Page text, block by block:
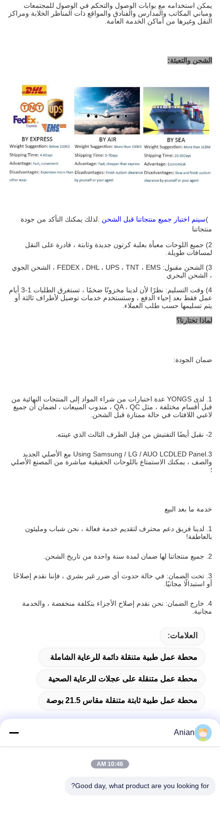
يمكن استخدامه مع بوابات الوصول والتحكم في الوصول للمجتمعات
ومباني المكاتب والمدارس والفنادق والمواقع ذات المناظر الخلابة ومراكز
النقل وغيرها من أماكن الخدمة العامة.
الشحن والتعبئة:
سيتم اختبار جميع منتجاتنا قبل الشحن
.لذلك يمكنك التأكد من جودة
منتجاتنا
2) جميع اللوحات معبأة بعلبة كرتون جديدة وثابتة ، قادرة على النقل
لمسافات طويلة.
3) الشحن مقبول: FEDEX ، DHL ، UPS ، TNT ، EMS ، الشحن الجوي
، الشحن البحري
4) وقت التسليم: نظرًا لأن لدينا مخزونًا ضخمًا ، تستغرق الطلبات 1-3 أيام
عمل فقط بعد إحياء الدفع ، وستستخدم خدمات توصيل لأطراف ثالثة أو
يتم تسليمها حسب طلب العملاء.
لماذا تختارنا؟
ضمان الجودة:
1. لدى YONGS عدة اختبارات من شراء المواد إلى المنتجات النهائية من
قبل أقسام مختلفة ، مثل QA ، QC ، مندوب المبيعات ، لضمان أن جميع
لاعبي اللافتات في حالة ممتازة قبل الشحن.
2- نقبل أيضًا التفتيش من قِبل الطرف الثالث الذي عينته.
3.Using Samsung / LG / AUO LCDLED Panel مع الأصلي الجديد
والصف ، يمكنك الاستمتاع باللوحات الحقيقية مباشرة من المصنع الأصلي
؛
خدمة ما بعد البيع
1. لدينا فريق دعم محترف لتقديم خدمة فعالة ، نحن شباب ومليئون
بالعاطفة!
2. جميع منتجاتنا لها ضمان لمدة سنة واحدة من تاريخ الشحن.
3. تحت الضمان: في حالة حدوث أي ضرر غير بشري ، فإننا نقدم إصلاحًا
أو استبدالًا مجانيًا.
4. خارج الضمان: نحن نقدم إصلاح الأجزاء بتكلفة منخفضة ، والخدمة
مجانية.
العلامات:
محطة عمل طبية متنقلة دائمة للرعاية الشاملة
محطة عمل متنقلة على عجلات للرعاية الصحية
محطة عمل طبية ثابتة متنقلة مقاس 21.5 بوصة
العنوان
Anian
10:46 AM
Good day, what product are you looking for?